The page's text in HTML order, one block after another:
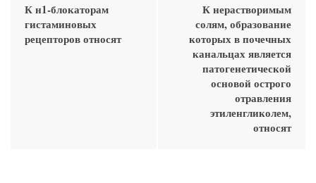
К н1-блокаторам
гистаминовых
рецепторов относят
К нерастворимым
солям, образование
которых в почечных
канальцах является
патогенетической
основой острого
отравления
этиленгликолем,
относят